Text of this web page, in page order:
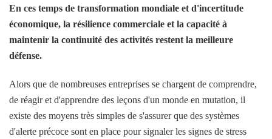
En ces temps de transformation mondiale et d'incertitude
économique, la résilience commerciale et la capacité à
maintenir la continuité des activités restent la meilleure
défense.
Alors que de nombreuses entreprises se chargent de comprendre,
de réagir et d'apprendre des leçons d'un monde en mutation, il
existe des moyens très simples de s'assurer que des systèmes
d'alerte précoce sont en place pour signaler les signes de stress